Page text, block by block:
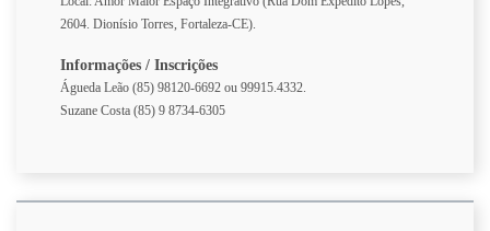
2604. Dionísio Torres, Fortaleza-CE).
Informações / Inscrições
Águeda Leão (85) 98120-6692 ou 99915.4332.
Suzane Costa (85) 9 8734-6305